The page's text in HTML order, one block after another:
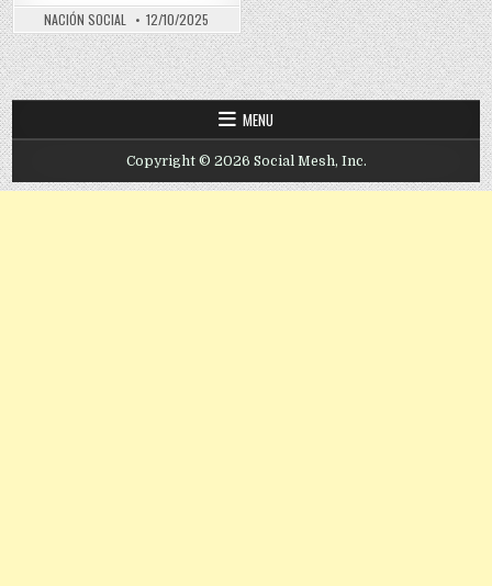
NACIÓN SOCIAL 12/10/2025
MENU
Copyright © 2026 Social Mesh, Inc.